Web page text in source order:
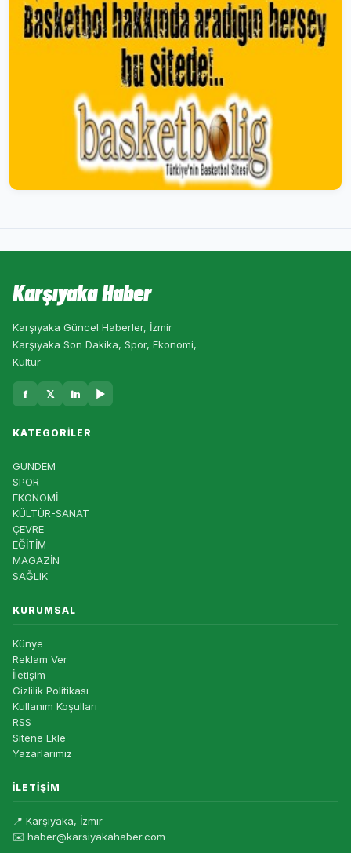
Karşıyaka Haber
Karşıyaka Güncel Haberler, İzmir
Karşıyaka Son Dakika, Spor, Ekonomi,
Kültür
f 𝕏 in ▶
KATEGORILER
GÜNDEM
SPOR
EKONOMİ
KÜLTÜR-SANAT
ÇEVRE
EĞİTİM
MAGAZİN
SAĞLIK
KURUMSAL
Künye
Reklam Ver
İletişim
Gizlilik Politikası
Kullanım Koşulları
RSS
Sitene Ekle
Yazarlarımız
İLETIŞIM
📍 Karşıyaka, İzmir
✉️ haber@karsiyakahaber.com